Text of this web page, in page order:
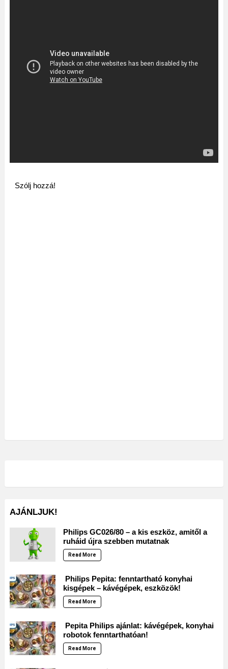
Szólj hozzá!
AJÁNLJUK!
Philips GC026/80 – a kis eszköz, amitől a
ruháid újra szebben mutatnak
Read More
Philips Pepita: fenntartható konyhai
kisgépek – kávégépek, eszközök!
Read More
Pepita Philips ajánlat: kávégépek, konyhai
robotok fenntarthatóan!
Read More